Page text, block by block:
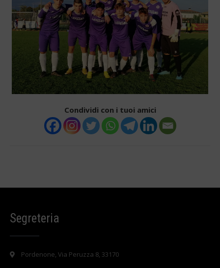
Condividi con i tuoi amici
Segreteria
Pordenone, Via Peruzza 8, 33170